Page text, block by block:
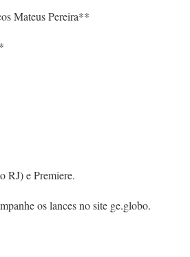
Mateus Pereira**
e Premiere.
os lances no site ge.globo.